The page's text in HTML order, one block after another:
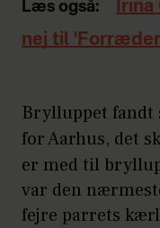
Læs også:
nej til
Brylluppet fandt
for Aarhus, det
er med til
var den
fejre parrets